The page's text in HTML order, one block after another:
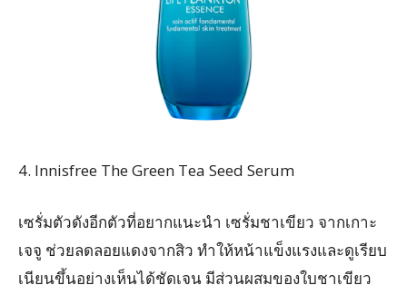
4. Innisfree The Green Tea Seed Serum
เซรั่มตัวดังอีกตัวที่อยากแนะนำ เซรั่มชาเขียว จากเกาะ
เจจู ช่วยลดลอยแดงจากสิว ทำให้หน้าแข็งแรงและดูเรียบ
เนียนขึ้นอย่างเห็นได้ชัดเจน มีส่วนผสมของใบชาเขียว